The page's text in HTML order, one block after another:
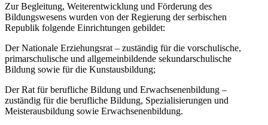
Zur Begleitung, Weiterentwicklung und Förderung des
Bildungswesens wurden von der Regierung der serbischen
Republik folgende Einrichtungen gebildet:
Der Nationale Erziehungsrat – zuständig für die vorschulische,
primarschulische und allgemeinbildende sekundarschulische
Bildung sowie für die Kunstausbildung;
Der Rat für berufliche Bildung und Erwachsenenbildung –
zuständig für die berufliche Bildung, Spezialisierungen und
Meisterausbildung sowie Erwachsenenbildung.